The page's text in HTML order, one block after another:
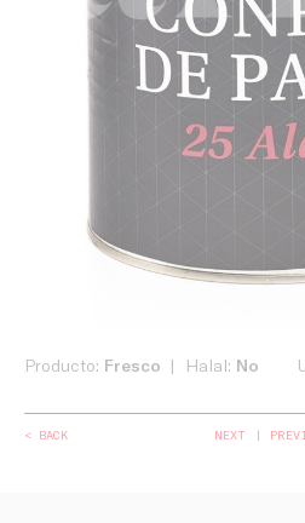
Producto: Fresco Halal: No
< BACK NEXT